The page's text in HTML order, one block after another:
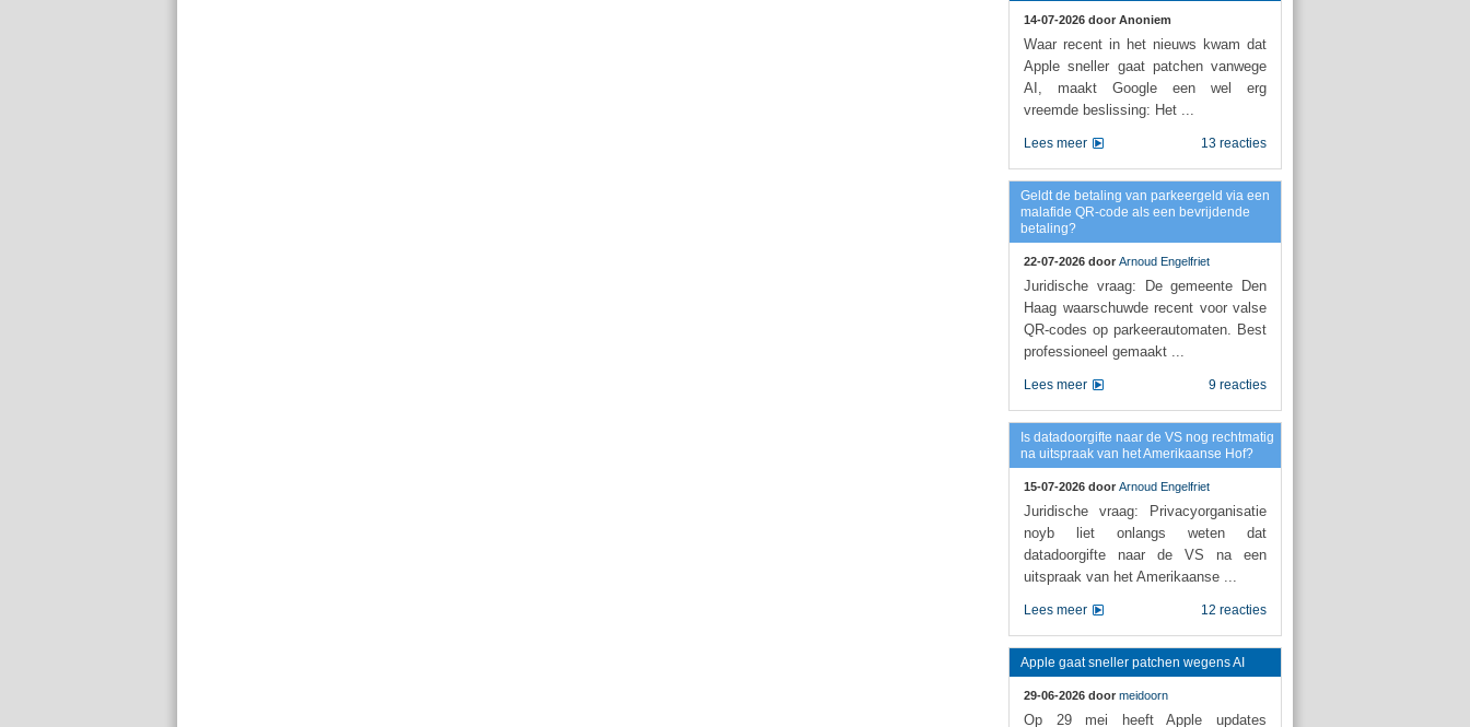
14-07-2026 door Anoniem
Waar recent in het nieuws kwam dat
Apple sneller gaat patchen vanwege
AI, maakt Google een wel erg
vreemde beslissing: Het ...
13 reacties
Lees meer
Geldt de betaling van parkeergeld via een
malafide QR-code als een bevrijdende
betaling?
22-07-2026 door Arnoud Engelfriet
Juridische vraag: De gemeente Den
Haag waarschuwde recent voor valse
QR-codes op parkeerautomaten. Best
professioneel gemaakt ...
9 reacties
Lees meer
Is datadoorgifte naar de VS nog rechtmatig
na uitspraak van het Amerikaanse Hof?
15-07-2026 door Arnoud Engelfriet
Juridische vraag: Privacyorganisatie
noyb liet onlangs weten dat
datadoorgifte naar de VS na een
uitspraak van het Amerikaanse ...
12 reacties
Lees meer
Apple gaat sneller patchen wegens AI
29-06-2026 door meidoorn
Op 29 mei heeft Apple updates